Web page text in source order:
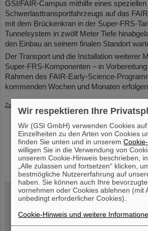
GSI/FAIR-Campus mithilfe eines speziellen
Schwerlasttransportfahrzeugs auf das
mit dem Brückenkran in der Super-FRS-
Tunnelsystem in zwölf Meter Tiefe
den Einbau an seinem finalen Standort
Der Transport und die Installation weiterer
Super-FRS-Komponenten – in
Rahmen des FAIR-Early-Science-
kommenden Wochen und Monaten
Zurück
instagramlinkedin youtubehelmholtz.socialfacebook
Warum existiert nicht einfach nichts?
Wir respektieren Ihre
Wir (GSI GmbH) verwenden Cookies auf
Einzelheiten zu den Arten von Cookies
finden Sie unten und in unserem
willigen Sie in die Verwendung von
unserem Cookie-Hinweis beschrieben,
„Alle zulassen und fortsetzen“ klicken,
bestmögliche Nutzererfahrung auf
haben. Sie können auch Ihre
vornehmen oder Cookies ablehnen (mit
unbedingt erforderlicher Cookies).
Cookie-Hinweis und weitere